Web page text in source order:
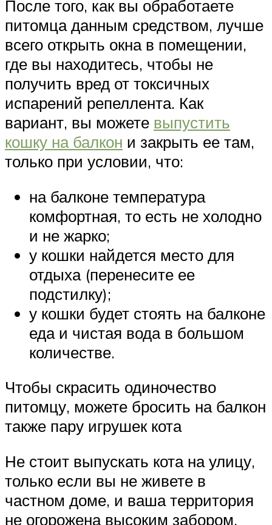
После того, как вы обработаете
питомца данным средством, лучше
всего открыть окна в помещении,
где вы находитесь, чтобы не
получить вред от токсичных
испарений репеллента. Как
вариант, вы можете выпустить
кошку на балкон и закрыть ее там,
только при условии, что:
на балконе температура
комфортная, то есть не холодно
и не жарко;
у кошки найдется место для
отдыха (перенесите ее
подстилку);
у кошки будет стоять на балконе
еда и чистая вода в большом
количестве.
Чтобы скрасить одиночество
питомцу, можете бросить на балкон
также пару игрушек кота
Не стоит выпускать кота на улицу,
только если вы не живете в
частном доме, и ваша территория
не огорожена высоким забором,